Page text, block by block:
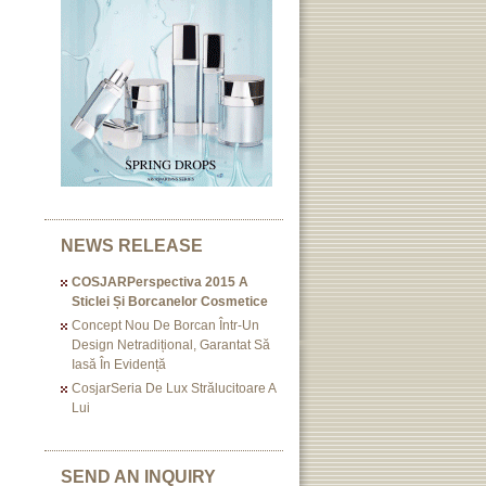
NEWS RELEASE
COSJARPerspectiva 2015 A
Sticlei Și Borcanelor Cosmetice
Concept Nou De Borcan Într-Un
Design Netradițional, Garantat Să
Iasă În Evidență
CosjarSeria De Lux Strălucitoare A
Lui
SEND AN INQUIRY